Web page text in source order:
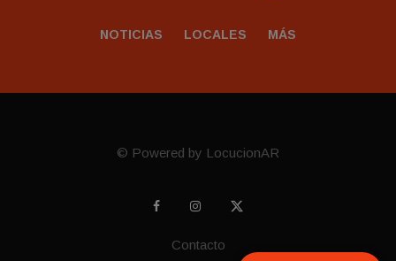
NOTICIAS LOCALES MÁS
© Powered by LocucionAR
Contacto